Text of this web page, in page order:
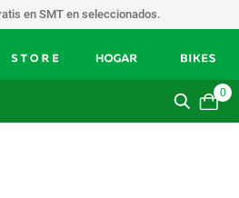
en SMT en seleccionados.
0